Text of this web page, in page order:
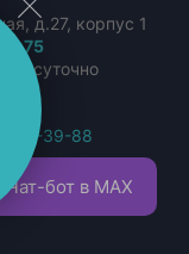
д.27, корпус 1
75
392-39-88
Чат-бот в MAX